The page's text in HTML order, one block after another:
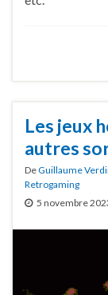
Les jeux
autres
DeGuillaume
Retrogaming
5 novembre